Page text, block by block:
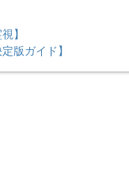
】
版ガイド】